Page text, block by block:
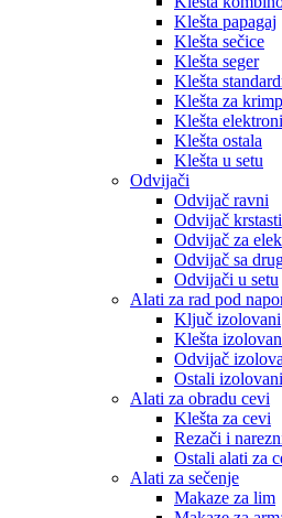
Klešta papagaj
Klešta sečice
Klešta seger
Klešta
Klešta za
Klešta
Klešta ostala
Klešta u setu
Odvijači
Odvijač ravni
Odvijač krstasti
Odvijač za
Odvijač sa
Odvijači u setu
Alati za rad pod
Ključ izolovani
Klešta
Odvijač
Ostali
Alati za obradu cevi
Klešta za cevi
Rezači i
Ostali alati za
Alati za sečenje
Makaze za lim